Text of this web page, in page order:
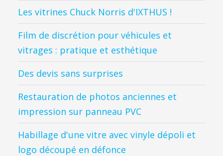
Les vitrines Chuck Norris d'IXTHUS !
Film de discrétion pour véhicules et
vitrages : pratique et esthétique
Des devis sans surprises
Restauration de photos anciennes et
impression sur panneau PVC
Habillage d'une vitre avec vinyle dépoli et
logo découpé en défonce